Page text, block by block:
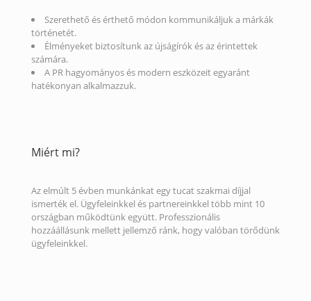
Szerethető és érthető módon kommunikáljuk a márkák
történetét.
Élményeket biztosítunk az újságírók és az érintettek
számára.
A PR hagyományos és modern eszközeit egyaránt
hatékonyan alkalmazzuk.
Miért mi?
Az elmúlt 5 évben munkánkat egy tucat szakmai díjjal
ismerték el. Ügyfeleinkkel és partnereinkkel több mint 10
országban működtünk együtt. Professzionális
hozzáállásunk mellett jellemző ránk, hogy valóban törődünk
ügyfeleinkkel.